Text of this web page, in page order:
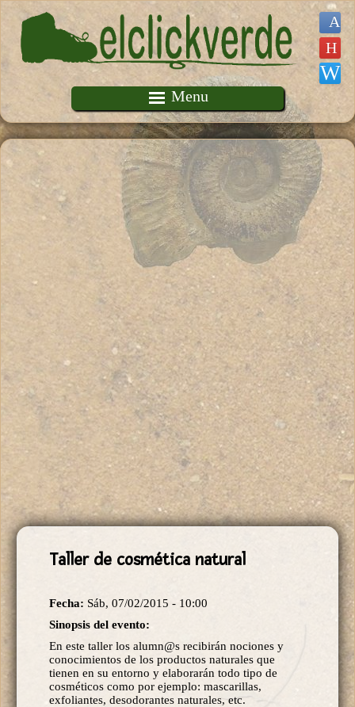
Pasar al contenido principal
Menu
Taller de cosmética natural
Fecha: Sáb, 07/02/2015 - 10:00
Sinopsis del evento:
En este taller los alumn@s recibirán nociones y
conocimientos de los productos naturales que
tienen en su entorno y elaborarán todo tipo de
cosméticos como por ejemplo: mascarillas,
exfoliantes, desodorantes naturales, etc.